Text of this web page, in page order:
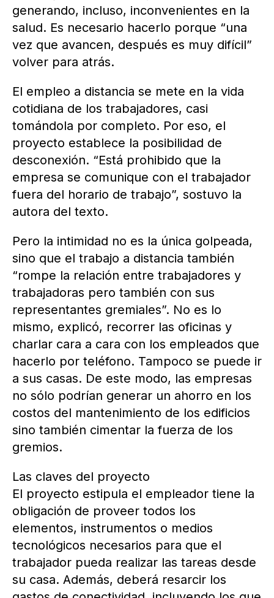
generando, incluso, inconvenientes en la
salud. Es necesario hacerlo porque “una
vez que avancen, después es muy difícil”
volver para atrás.
El empleo a distancia se mete en la vida
cotidiana de los trabajadores, casi
tomándola por completo. Por eso, el
proyecto establece la posibilidad de
desconexión. “Está prohibido que la
empresa se comunique con el trabajador
fuera del horario de trabajo”, sostuvo la
autora del texto.
Pero la intimidad no es la única golpeada,
sino que el trabajo a distancia también
“rompe la relación entre trabajadores y
trabajadoras pero también con sus
representantes gremiales”. No es lo
mismo, explicó, recorrer las oficinas y
charlar cara a cara con los empleados que
hacerlo por teléfono. Tampoco se puede ir
a sus casas. De este modo, las empresas
no sólo podrían generar un ahorro en los
costos del mantenimiento de los edificios
sino también cimentar la fuerza de los
gremios.
Las claves del proyecto
El proyecto estipula el empleador tiene la
obligación de proveer todos los
elementos, instrumentos o medios
tecnológicos necesarios para que el
trabajador pueda realizar las tareas desde
su casa. Además, deberá resarcir los